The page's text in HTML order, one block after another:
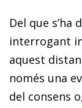
Del que
interrogant
aquest
només una
del consens